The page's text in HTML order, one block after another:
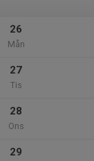
26
Mån
27
Tis
28
Ons
29